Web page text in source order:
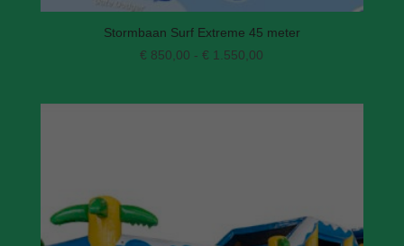
Stormbaan Surf Extreme 45 meter
€ 850,00 - € 1.550,00